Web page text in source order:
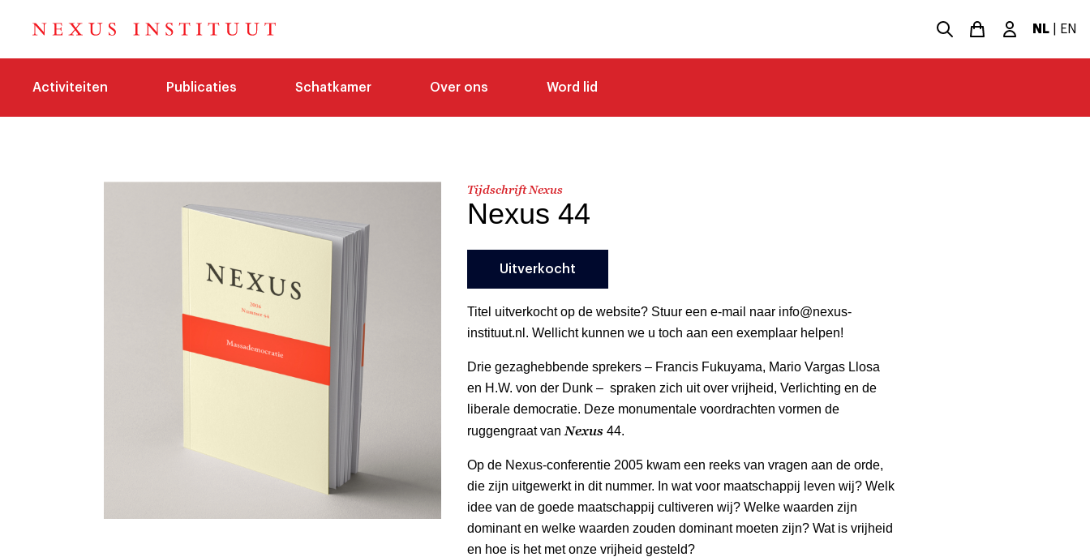
NL EN
Activiteiten Publicaties Schatkamer Over ons Word lid
Tijdschrift Nexus
Nexus 44
Uitverkocht
Titel uitverkocht op de website? Stuur een e-mail naar info@nexus-
instituut.nl. Wellicht kunnen we u toch aan een exemplaar helpen!
Drie gezaghebbende sprekers – Francis Fukuyama, Mario Vargas Llosa
en H.W. von der Dunk – spraken zich uit over vrijheid, Verlichting en de
liberale democratie. Deze monumentale voordrachten vormen de
ruggengraat van Nexus 44.
Op de Nexus-conferentie 2005 kwam een reeks van vragen aan de orde,
die zijn uitgewerkt in dit nummer. In wat voor maatschappij leven wij? Welk
idee van de goede maatschappij cultiveren wij? Welke waarden zijn
dominant en welke waarden zouden dominant moeten zijn? Wat is vrijheid
en hoe is het met onze vrijheid gesteld?